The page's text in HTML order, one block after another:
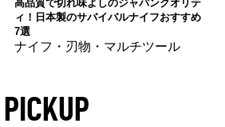
高品質で切れ味よしのジャパンクオリテ
ィ！日本製のサバイバルナイフおすすめ
7選
ナイフ・刃物・マルチツール
PICKUP